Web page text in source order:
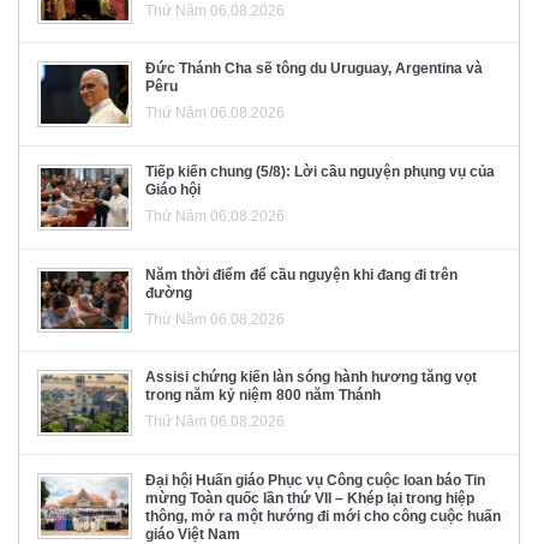
Thứ Năm 06.08.2026
Đức Thánh Cha sẽ tông du Uruguay, Argentina và
Pêru
Thứ Năm 06.08.2026
Tiếp kiến chung (5/8): Lời cầu nguyện phụng vụ của
Giáo hội
Thứ Năm 06.08.2026
Năm thời điểm để cầu nguyện khi đang đi trên
đường
Thứ Năm 06.08.2026
Assisi chứng kiến làn sóng hành hương tăng vọt
trong năm kỷ niệm 800 năm Thánh
Thứ Năm 06.08.2026
Đại hội Huấn giáo Phục vụ Công cuộc loan báo Tin
mừng Toàn quốc lần thứ VII – Khép lại trong hiệp
thông, mở ra một hướng đi mới cho công cuộc huấn
giáo Việt Nam